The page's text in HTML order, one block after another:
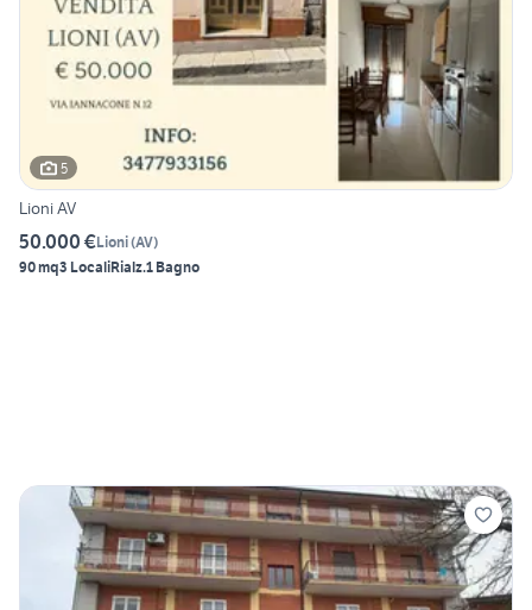
5
Lioni AV
50.000 €Lioni(AV)
90 mq3 LocaliRialz.1 Bagno